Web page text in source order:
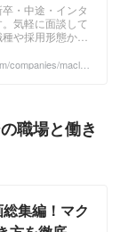
・中途・インタ
気軽に面談して
や採用形態から
なことをやるの
companies/maclog
職場と働き
総集編！マク